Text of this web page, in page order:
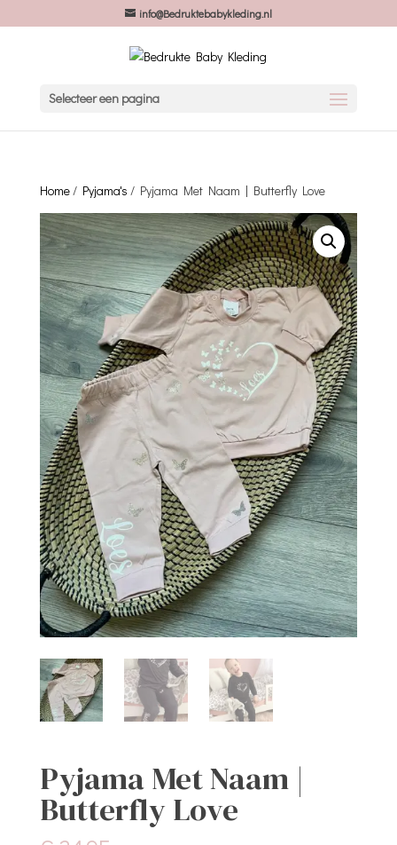
info@Bedruktebabykleding.nl
Selecteer een pagina
Home/ Pyjama's / Pyjama Met Naam | Butterfly Love
Pyjama Met Naam |
Butterfly Love